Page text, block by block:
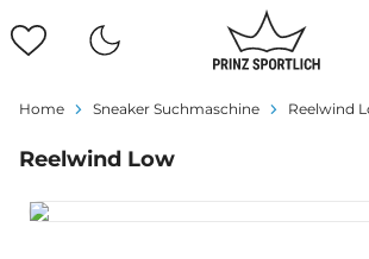
Home Sneaker Suchmaschine Reelwind
Reelwind Low